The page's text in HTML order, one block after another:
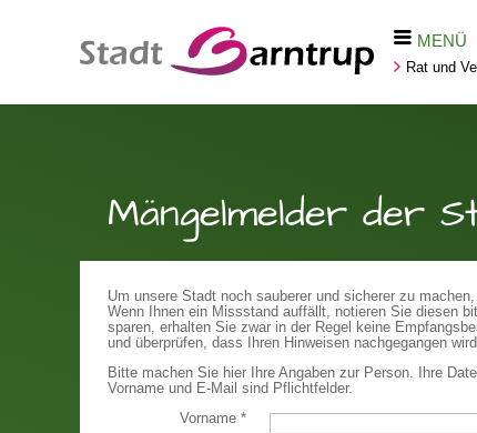
MENÜ
Rat und
Mängelmelder der
Um unsere Stadt noch sauberer und sicherer zu
Wenn Ihnen ein Missstand auffällt, notieren Sie diesen
sparen, erhalten Sie zwar in der Regel keine
und überprüfen, dass Ihren Hinweisen nachgegangen
Bitte machen Sie hier Ihre Angaben zur Person. Ihre
Vorname und E-Mail sind Pflichtfelder.
Vorname *